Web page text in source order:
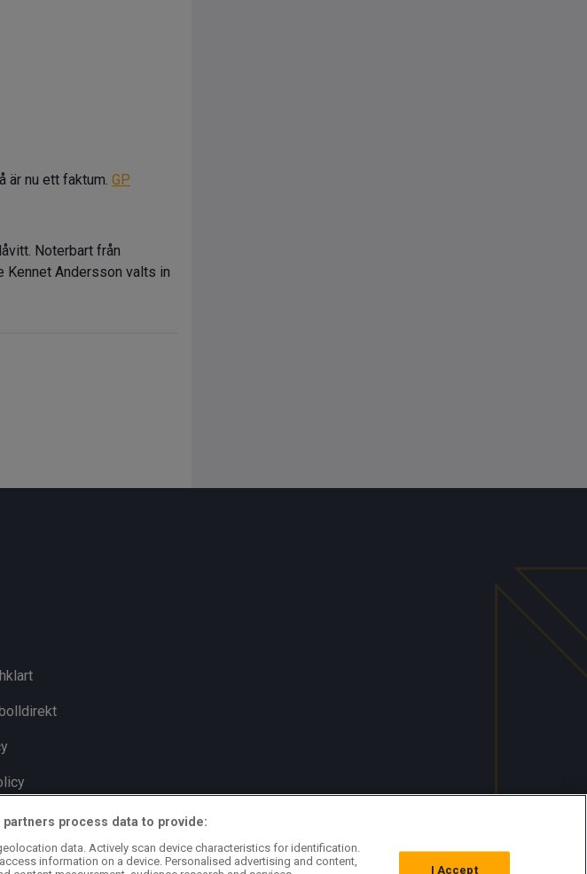
är nu ett faktum. GP
Noterbart från
Kennet Andersson valts in
partners process data to provide:
data. Actively scan device characteristics for identification.
information on a device. Personalised advertising and content,
I Accept